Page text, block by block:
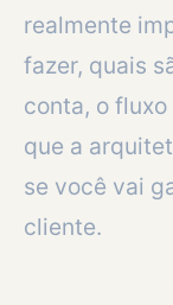
realmente
fazer, quais
conta, o
que a
se você vai
cliente.